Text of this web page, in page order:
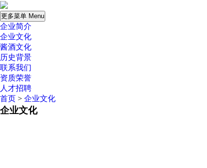
更多菜单 Menu
企业简介
企业文化
酱酒文化
历史背景
联系我们
资质荣誉
人才招聘
首页 > 企业文化
企业文化